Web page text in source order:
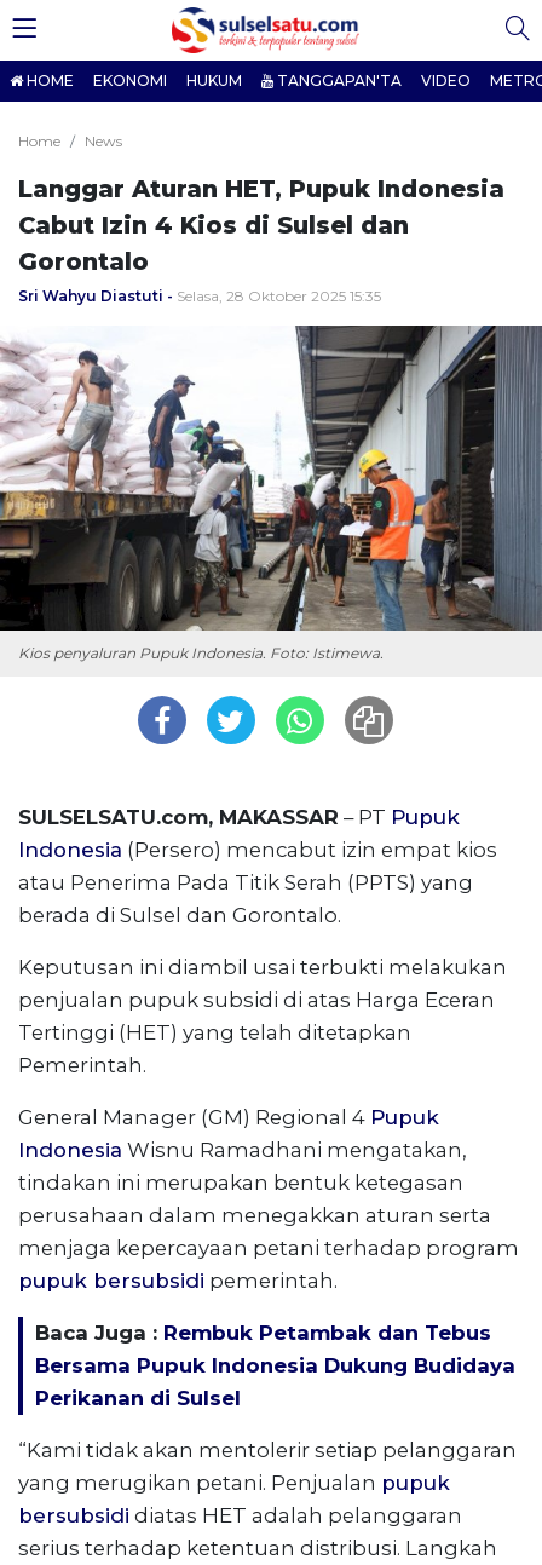
HOME EKONOMI HUKUM TANGGAPAN'TA VIDEO
Home News
Langgar Aturan HET, Pupuk Indonesia
Cabut Izin 4 Kios di Sulsel dan
Gorontalo
Sri Wahyu Diastuti Selasa, 28 Oktober 2025 15:35
Kios penyaluran Pupuk Indonesia. Foto: Istimewa.
SULSELSATU.com, MAKASSAR – PT Pupuk
Indonesia (Persero) mencabut izin empat kios
atau Penerima Pada Titik Serah (PPTS) yang
berada di Sulsel dan Gorontalo.
Keputusan ini diambil usai terbukti melakukan
penjualan pupuk subsidi di atas Harga Eceran
Tertinggi (HET) yang telah ditetapkan
Pemerintah.
General Manager (GM) Regional 4 Pupuk
Indonesia Wisnu Ramadhani mengatakan,
tindakan ini merupakan bentuk ketegasan
perusahaan dalam menegakkan aturan serta
menjaga kepercayaan petani terhadap program
pupuk bersubsidi pemerintah.
Baca Juga : Rembuk Petambak dan Tebus
Bersama Pupuk Indonesia Dukung Budidaya
Perikanan di Sulsel
“Kami tidak akan mentolerir setiap pelanggaran
yang merugikan petani. Penjualan pupuk
bersubsidi diatas HET adalah pelanggaran
serius terhadap ketentuan distribusi. Langkah